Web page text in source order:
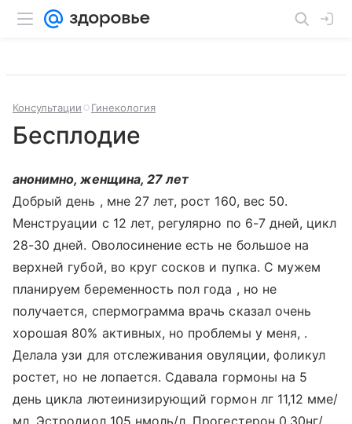
Консультации Гинекология
Бесплодие
анонимно, женщина, 27 лет
Добрый день , мне 27 лет, рост 160, вес 50.
Менструации с 12 лет, регулярно по 6-7 дней, цикл
28-30 дней. Оволосинение есть не большое на
верхней губой, во круг сосков и пупка. С мужем
планируем беременность пол года , но не
получается, спермограмма врачь сказал очень
хорошая 80% активных, но проблемы у меня, .
Делала узи для отслеживания овуляции, фоликул
ростет, но не лопается. Сдавала гормоны на 5
день цикла лютеинизирующий гормон лг 11,12 мме/
мл. Эстродиол 105 нмоль/л. Прогестерон 0,30нг/